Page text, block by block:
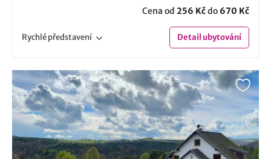
Cena od 256 Kčdo 670 Kč
Rychlépředstavení Detailubytování